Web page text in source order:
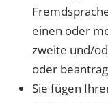
einen oder
zweite und/
oder
Sie fügen